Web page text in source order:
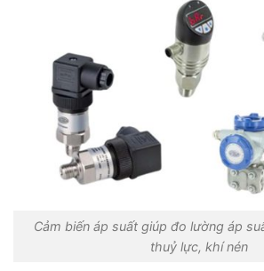
Cảm biến áp suất giúp đo lường áp
thuỷ lực, khí nén